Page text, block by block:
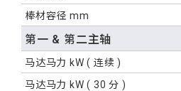
棒材容径 mm
第一 & 第二主轴
马达马力 kW ( 连续 )
马达马力 kW ( 30 分 )